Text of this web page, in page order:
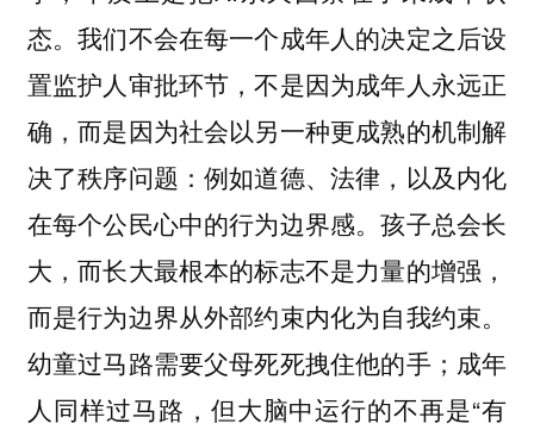
态。我们不会在每一个成年人的决定之后设
置监护人审批环节，不是因为成年人永远正
确，而是因为社会以另一种更成熟的机制解
决了秩序问题：例如道德、法律，以及内化
在每个公民心中的行为边界感。孩子总会长
大，而长大最根本的标志不是力量的增强，
而是行为边界从外部约束内化为自我约束。
幼童过马路需要父母死死拽住他的手；成年
人同样过马路，但大脑中运行的不再是“有